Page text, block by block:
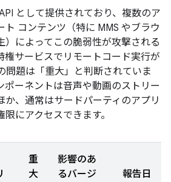
として提供されており、複数のア
ト コンテンツ（特に MMS やブラウ
）によってこの脆弱性が攻撃される
権サービスでリモートコード実行が
問題は「重大」と判断されていま
ポーネントは音声や動画のストリー
か、通常はサードパーティのアプリ
にアクセスできます。
重
大
影響のあ
るバージ
報告日